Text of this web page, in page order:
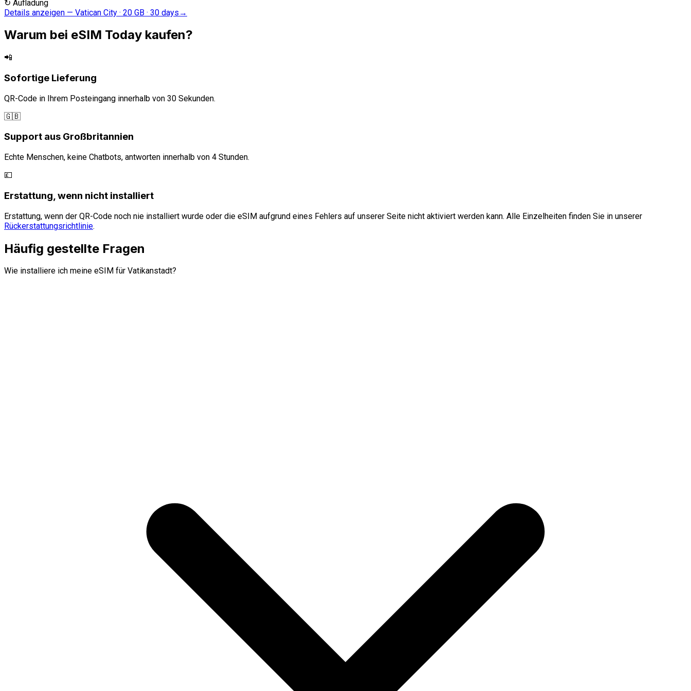
↻ Aufladung
Details anzeigen — Vatican City · 20 GB · 30 days →
Warum bei eSIM Today kaufen?
📲
Sofortige Lieferung
QR-Code in Ihrem Posteingang innerhalb von 30 Sekunden.
🇬🇧
Support aus Großbritannien
Echte Menschen, keine Chatbots, antworten innerhalb von 4 Stunden.
💷
Erstattung, wenn nicht installiert
Erstattung, wenn der QR-Code noch nie installiert wurde oder die eSIM aufgrund eines Fehlers auf unserer Seite nicht aktiviert werden kann. Alle Einzelheiten finden Sie in unserer
Rückerstattungsrichtlinie.
Häufig gestellte Fragen
Wie installiere ich meine eSIM für Vatikanstadt?